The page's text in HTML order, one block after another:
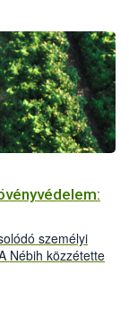
személyi
Nébih közzétette
Az
aktuális